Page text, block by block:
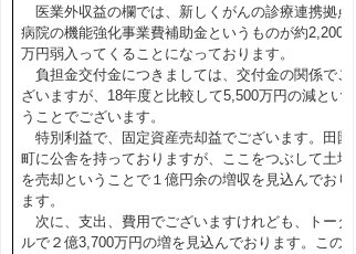
医業外収益の欄では、新しくがんの診療連携拠点
病院の機能強化事業費補助金というものが約2,200
万円弱入ってくることになっております。
負担金交付金につきましては、交付金の関係でご
ざいますが、18年度と比較して5,500万円の減とい
うことでございます。
特別利益で、固定資産売却益でございます。田園
町に公舎を持っておりますが、ここをつぶして土地
を売却ということで１億円余の増収を見込んでおり
ます。
次に、支出、費用でございますけれども、トータ
ルで２億3,700万円の増を見込んでおります。この